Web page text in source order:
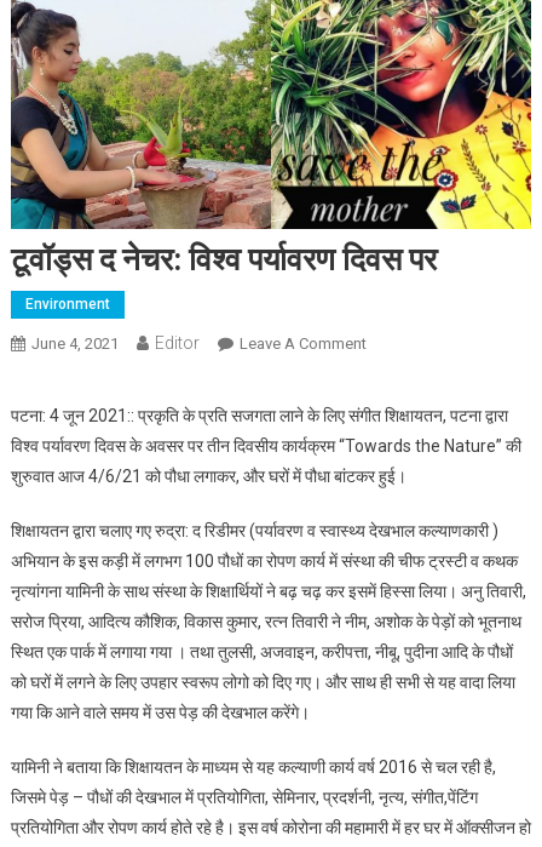
टूवॉड्स द नेचर: विश्व पर्यावरण दिवस पर
Environment
June 4, 2021 Editor Leave A CommentOn टूवॉड्स द नेचर: विश्व
पटना: 4 जून 2021:: प्रकृति के प्रति सजगता लाने के लिए संगीत शिक्षायतन, पटना द्वारा
विश्व पर्यावरण दिवस के अवसर पर तीन दिवसीय कार्यक्रम “Towards the Nature” की
शुरुवात आज 4/6/21 को पौधा लगाकर, और घरों में पौधा बांटकर हुई।
शिक्षायतन द्वारा चलाए गए रुद्रा: द रिडीमर (पर्यावरण व स्वास्थ्य देखभाल कल्याणकारी )
अभियान के इस कड़ी में लगभग 100 पौधों का रोपण कार्य में संस्था की चीफ ट्रस्टी व कथक
नृत्यांगना यामिनी के साथ संस्था के शिक्षार्थियों ने बढ़ चढ़ कर इसमें हिस्सा लिया। अनु तिवारी,
सरोज प्रिया, आदित्य कौशिक, विकास कुमार, रत्न तिवारी ने नीम, अशोक के पेड़ों को भूतनाथ
स्थित एक पार्क में लगाया गया । तथा तुलसी, अजवाइन, करीपत्ता, नीबू, पुदीना आदि के पौधों
को घरों में लगने के लिए उपहार स्वरूप लोगो को दिए गए। और साथ ही सभी से यह वादा लिया
गया कि आने वाले समय में उस पेड़ की देखभाल करेंगे।
यामिनी ने बताया कि शिक्षायतन के माध्यम से यह कल्याणी कार्य वर्ष 2016 से चल रही है,
जिसमे पेड़ – पौधों की देखभाल में प्रतियोगिता, सेमिनार, प्रदर्शनी, नृत्य, संगीत,पेंटिंग
प्रतियोगिता और रोपण कार्य होते रहे है। इस वर्ष कोरोना की महामारी में हर घर में ऑक्सीजन हो